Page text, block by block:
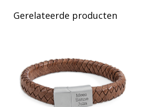
Gerelateerde producten